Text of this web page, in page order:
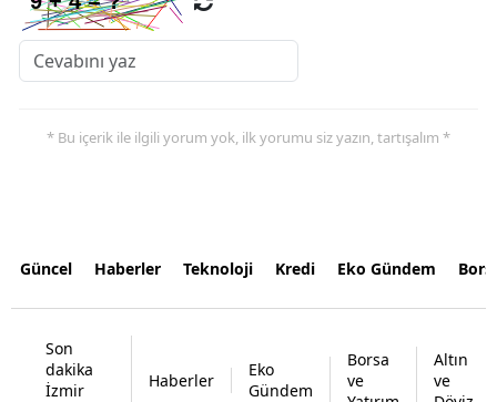
* Bu içerik ile ilgili yorum yok, ilk yorumu siz yazın, tartışalım *
Güncel Haberler Teknoloji Kredi Eko Gündem
Son
dakika
İzmir
Haberler
Eko
Gündem
Borsa
ve
Altın
ve